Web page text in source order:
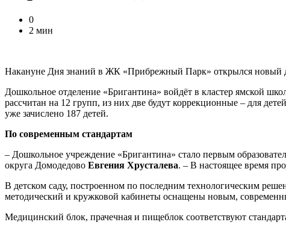
0
2 мин
Накануне Дня знаний в ЖК «Прибрежный Парк» открылся новый
Дошкольное отделение «Бригантина» войдёт в кластер ямской
рассчитан на 12 групп, из них две будут коррекционные – для
уже зачислено 187 детей.
По современным стандартам
– Дошкольное учреждение «Бригантина» стало первым
округа Домодедово Евгения Хрусталева. – В настоящее время
В детском саду, построенном по последним технологическим
методический и кружковой кабинеты оснащены новым,
Медицинский блок, прачечная и пищеблок соответствуют